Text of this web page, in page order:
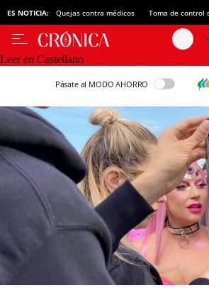
ES NOTICIA: Quejas contra médicos Toma de control
Leer en Castellano
Pásate al MODO AHORRO